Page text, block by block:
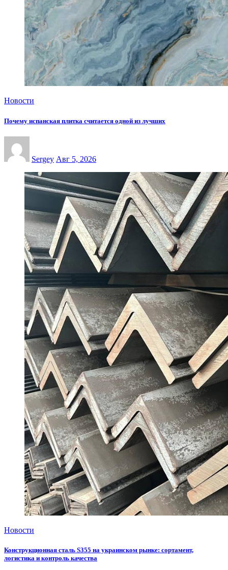
Новости
Почему испанская плитка считается одной из лучших
Sergey Авг 5, 2026
Новости
Конструкционная сталь S355 на украинском рынке: сортамент,
логистика и контроль качества